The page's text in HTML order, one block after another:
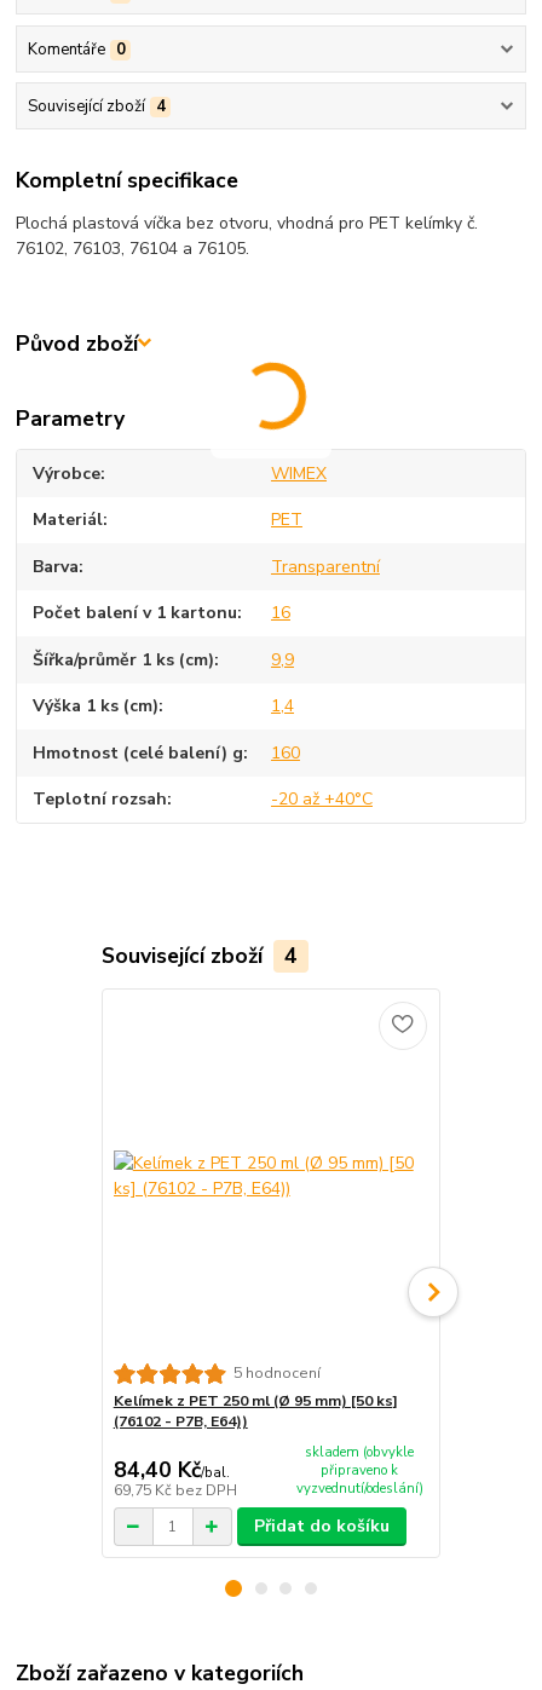
Komentáře 0
Související zboží 4
Kompletní specifikace
Plochá plastová víčka bez otvoru, vhodná pro PET kelímky č.
76102, 76103, 76104 a 76105.
Původ zboží
Parametry
Výrobce WIMEX
Materiál PET
Barva Transparentní
Počet balení v 1 kartonu 16
Šířka/průměr 1 ks (cm) 9,9
Výška 1 ks (cm) 1,4
Hmotnost (celé balení) g 160
Teplotní rozsah -20 až +40°C
Související zboží 4
5 hodnocení
Kelímek z PET 250 ml (Ø 95 mm) [50 ks]
(76102 - P7B, E64))
84,40 Kč/bal.
69,75 Kč bez DPH
skladem (obvykle
připraveno k
vyzvednutí/odeslání)
Přidat do košíku
Zboží zařazeno v kategoriích